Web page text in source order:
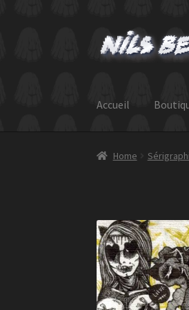
Skip
to
Skip
to
Accueil
Home